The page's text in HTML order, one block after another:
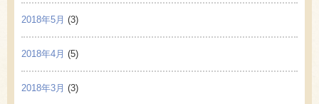
2018年5月 (3)
2018年4月 (5)
2018年3月 (3)